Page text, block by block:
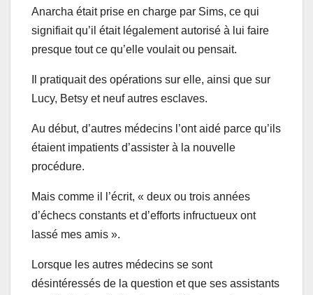
Anarcha était prise en charge par Sims, ce qui
signifiait qu’il était légalement autorisé à lui faire
presque tout ce qu’elle voulait ou pensait.
Il pratiquait des opérations sur elle, ainsi que sur
Lucy, Betsy et neuf autres esclaves.
Au début, d’autres médecins l’ont aidé parce qu’ils
étaient impatients d’assister à la nouvelle
procédure.
Mais comme il l’écrit, « deux ou trois années
d’échecs constants et d’efforts infructueux ont
lassé mes amis ».
Lorsque les autres médecins se sont
désintéressés de la question et que ses assistants